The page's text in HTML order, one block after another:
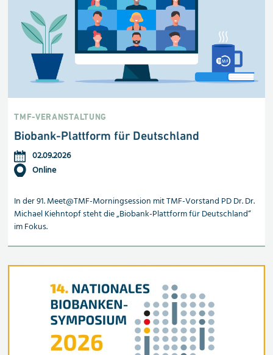
TMF-VERANSTALTUNG
Biobank-Plattform für Deutschland
02.09.2026
Online
In der 91. Meet@TMF-Morningsession mit TMF-Vorstand PD Dr. Dr.
Michael Kiehntopf steht die „Biobank-Plattform für Deutschland“
im Fokus.